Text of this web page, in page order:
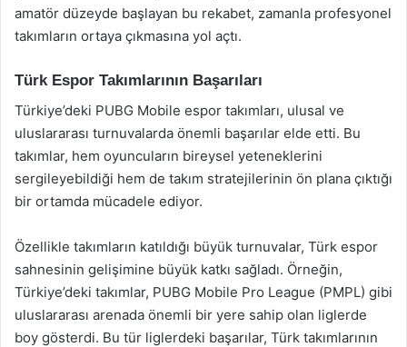
amatör düzeyde başlayan bu rekabet, zamanla profesyonel
takımların ortaya çıkmasına yol açtı.
Türk Espor Takımlarının Başarıları
Türkiye’deki PUBG Mobile espor takımları, ulusal ve
uluslararası turnuvalarda önemli başarılar elde etti. Bu
takımlar, hem oyuncuların bireysel yeteneklerini
sergileyebildiği hem de takım stratejilerinin ön plana çıktığı
bir ortamda mücadele ediyor.
Özellikle takımların katıldığı büyük turnuvalar, Türk espor
sahnesinin gelişimine büyük katkı sağladı. Örneğin,
Türkiye’deki takımlar, PUBG Mobile Pro League (PMPL) gibi
uluslararası arenada önemli bir yere sahip olan liglerde
boy gösterdi. Bu tür liglerdeki başarılar, Türk takımlarının